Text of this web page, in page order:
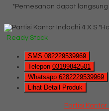
*Pemesanan dapat
Ready Stock
SMS 082229539969
Telepon 03199842501
Whatsapp 6282229539969
Lihat Detail Produk
Partisi Kantor